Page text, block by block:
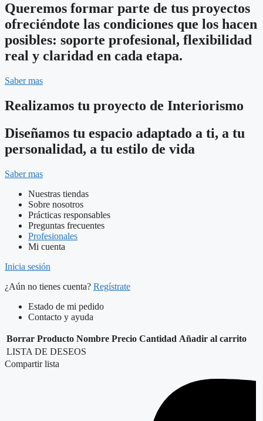
Queremos formar parte de tus proyectos
ofreciéndote las condiciones que los hacen
posibles: soporte profesional, flexibilidad
real y claridad en cada etapa.
Saber mas
Realizamos tu proyecto de Interiorismo
Diseñamos tu espacio adaptado a ti, a tu
personalidad, a tu estilo de vida
Saber mas
Nuestras tiendas
Sobre nosotros
Prácticas responsables
Preguntas frecuentes
Profesionales
Mi cuenta
Inicia sesión
¿Aún no tienes cuenta? Regístrate
Estado de mi pedido
Contacto y ayuda
Borrar Producto Nombre Precio Cantidad Añadir al carrito
LISTA DE DESEOS
Compartir lista